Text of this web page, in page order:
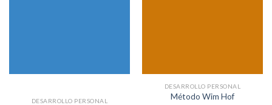
DESARROLLO PERSONAL
DESARROLLO PERSONAL
Método Wim Hof